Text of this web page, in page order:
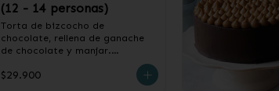
(12 - 14 personas)
Torta de bizcocho de
chocolate, rellena de ganache
de chocolate y manjar.
❄️ Producto Congelado
$29.900